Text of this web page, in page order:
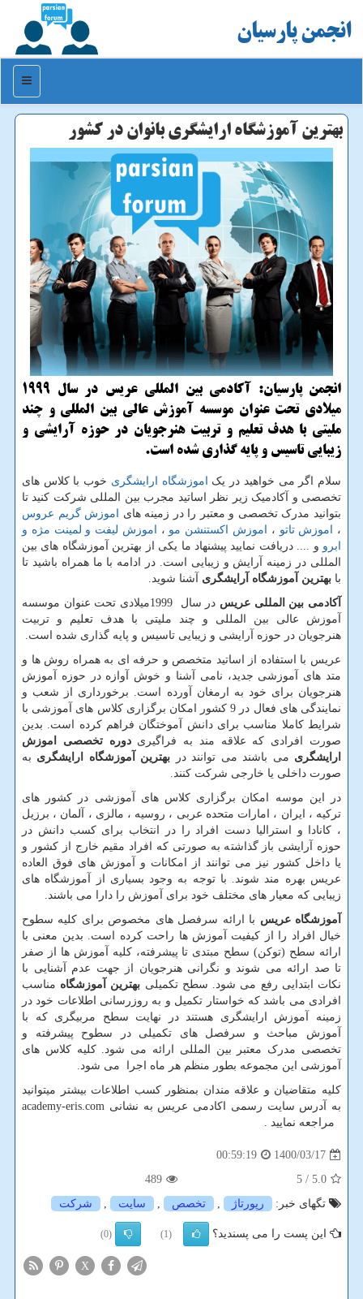
انجمن پارسیان
منو
بهترین آموزشگاه ارایشگری بانوان در كشور
انجمن پارسیان: آكادمی بین المللی عریس در سال 1999
میلادی تحت عنوان موسسه آموزش عالی بین المللی و چند
ملیتی با هدف تعلیم و تربیت هنرجویان در حوزه آرایشی و
زیبایی تاسیس و پایه گذاری شده است.
سلام اگر می خواهید در یک اموزشگاه ارایشگری خوب با کلاس های
تخصصی و آکادمیک زیر نظر اساتید مجرب بین المللی شرکت کنید تا
بتوانید مدرک تخصصی و معتبر را در زمینه های اموزش گریم عروس
، اموزش تاتو ، اموزش اکستنشن مو ، اموزش لیفت و لمینت مژه و
ابرو و .... دریافت نمایید پیشنهاد ما یکی از بهترین آموزشگاه های بین
المللی در زمینه آرایش و زیبایی است. در ادامه با ما همراه باشید تا
با بهترین آموزشگاه آرایشگری آشنا شوید.
آکادمی بین المللی عریس در سال 1999میلادی تحت عنوان موسسه
آموزش عالی بین المللی و چند ملیتی با هدف تعلیم و تربیت
هنرجویان در حوزه آرایشی و زیبایی تاسیس و پایه گذاری شده است.
عریس با استفاده از اساتید متخصص و حرفه ای به همراه روش ها و
متد های آموزشی جدید، نامی آشنا و خوش آوازه در حوزه آموزش
هنرجویان برای خود به ارمغان آورده است. برخورداری از شعب و
نمایندگی های فعال در 9 کشور امکان برگزاری کلاس های آموزشی با
شرایط کاملا مناسب برای دانش آموختگان فراهم کرده است. بدین
صورت افرادی که علاقه مند به فراگیریدوره تخصصی اموزش
ارایشگری می باشند می توانند در بهترین آموزشگاه ارایشگری به
صورت داخلی یا خارجی شرکت کنند.
در این موسه امکان برگزاری کلاس های آموزشی در کشور های
ترکیه ، ایران ، امارات متحده عربی ، روسیه ، مالزی ، آلمان ، برزیل
، کانادا و استرالیا دست افراد را در انتخاب برای کسب دانش در
حوزه آرایشی باز گذاشته به صورتی که افراد مقیم خارج از کشور و
یا داخل کشور نیز می توانند از امکانات و آموزش های فوق العاده
عریس بهره مند شوند. با توجه به وجود بسیاری از آموزشگاه های
زیبایی که معیار های مختلف خود برای آموزش را دارا می باشند.
آموزشگاه عریس با ارائه سرفصل های مخصوص برای کلیه سطوح
خیال افراد را از کیفیت آموزش ها راحت کرده است. بدین معنی با
ارائه سطح (توکن) سطح مبتدی تا پیشرفته، کلیه آموزش ها از صفر
تا صد ارائه می شوند و نگرانی هنرجویان از جهت عدم آشنایی با
نکات ابتدایی رفع می شود. سطح تکمیلی بهترین آموزشگاه مناسب
افرادی می باشد که خواستار تکمیل و به روزرسانی اطلاعات خود در
زمینه آموزش ارایشگری هستند در نهایت سطح مربیگری که با
آموزش مباحث و سرفصل های تکمیلی در سطوح پیشرفته و
تخصصی مدرک معتبر بین المللی ارائه می شود. کلیه کلاس های
آموزشی این مجموعه بطور منظم هر ماه اجرا می شود.
کلیه متقاضیان و علاقه مندان بمنظور کسب اطلاعات بیشتر میتوانید
به آدرس سایت رسمی اکادمی عریس به نشانی academy-eris.com
مراجعه نمایید .
1400/03/17
00:59:19
5.0
/ 5
489
تگهای خبر:
رپورتاژ , تخصص , سایت , شركت
این پست را می پسندید؟ (1)
(0)
X